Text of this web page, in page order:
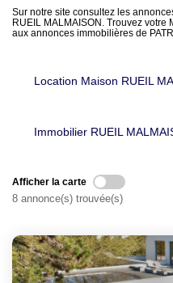
Sur notre site consultez les
RUEIL MALMAISON. Trouvez votre
aux annonces immobilières de
Location Maison RUEIL
Immobilier RUEIL
Afficher la carte
8 annonce(s) trouvée(s)